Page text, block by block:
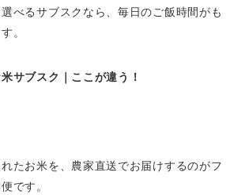
べるサブスクなら、毎日のご飯時間がも
。
サブスク｜ここが違う！
たお米を、農家直送でお届けするのがフ
です。